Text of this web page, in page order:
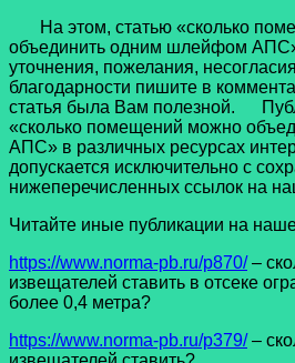
На этом, статью «сколько
объединить одним шлейфом
уточнения, пожелания,
благодарности пишите в
статья была Вам полезной.
«сколько помещений можно
АПС» в различных ресурсах
допускается исключительно с
нижеперечисленных ссылок на
Читайте иные публикации на
https://www.norma-pb.ru/p870/–
извещателей ставить в отсеке
более 0,4 метра?
https://www.norma-pb.ru/p379/–